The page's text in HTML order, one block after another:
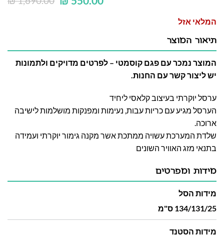
המלאי אזל
תיאור המוצר
המוצר נמכר עם פגם קוסמטי – לפרטים מדויקים ולתמונות
יש ליצור קשר עם החנות.
ערסל יוקרתי בעיצוב קלאסי ליחיד
הערסל מגיע עם כריות עבות, נעימות ומפנקות מושלמות לישיבה
ארוכה.
שלדת המערכת עשויה ממתכת אשר מקנה גימור יוקרתי ועמידה
בתנאי מזג האוויר השונים
מידות ומפרטים
מידות הסל
134/131/25 ס"מ
מידות הסטנד